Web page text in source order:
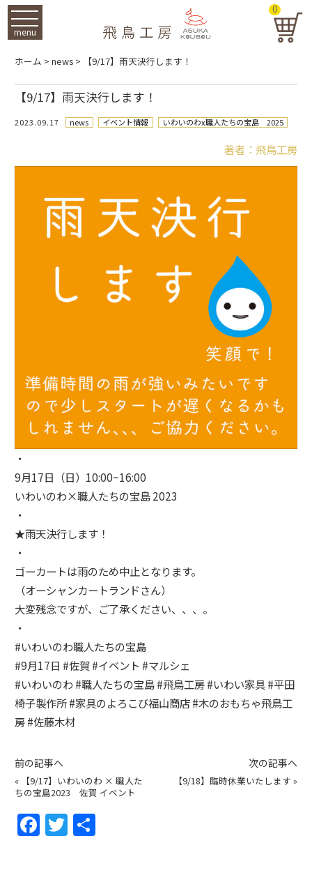
menu
0
ホーム > news > 【9/17】雨天決行します！
【9/17】雨天決行します！
2023.09.17 news イベント情報 いわいのわx職人たちの宝島 2025
著者：飛鳥工房
・
9月17日（日）10:00~16:00
いわいのわ×職人たちの宝島 2023
・
★雨天決行します！
・
ゴーカートは雨のため中止となります。
（オーシャンカートランドさん）
大変残念ですが、ご了承ください、、、。
・
#いわいのわ職人たちの宝島
#9月17日 #佐賀#イベント #マルシェ
#いわいのわ #職人たちの宝島#飛鳥工房#いわい家具#平田
椅子製作所#家具のよろこび福山商店#木のおもちゃ飛鳥工
房#佐藤木材
前の記事へ
« 【9/17】いわいのわ × 職人た
ちの宝島2023 佐賀 イベント
次の記事へ
【9/18】臨時休業いたします »
F T